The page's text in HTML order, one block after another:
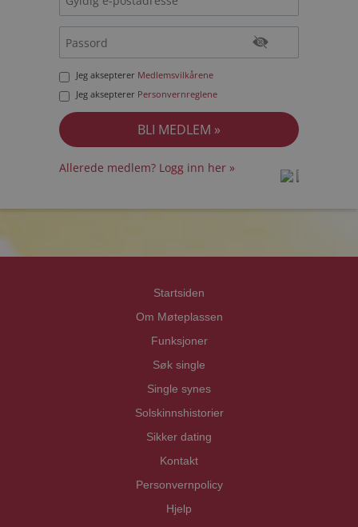
Jeg aksepterer Medlemsvilkårene
Jeg aksepterer Personvernreglene
Allerede medlem? Logg inn her »
Startsiden
Om Møteplassen
Funksjoner
Søk single
Single synes
Solskinnshistorier
Sikker dating
Kontakt
Personvernpolicy
Hjelp